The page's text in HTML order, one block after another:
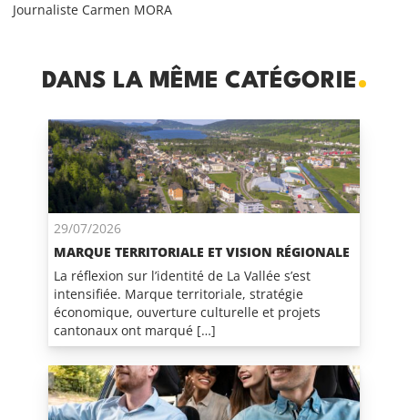
Journaliste Carmen MORA
DANS LA MÊME CATÉGORIE
29/07/2026
MARQUE TERRITORIALE ET VISION RÉGIONALE
La réflexion sur l’identité de La Vallée s’est
intensifiée. Marque territoriale, stratégie
économique, ouverture culturelle et projets
cantonaux ont marqué […]